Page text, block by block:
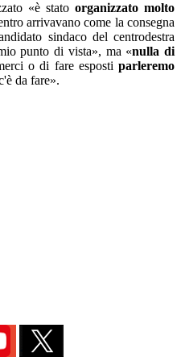
«è stato organizzato molto
arrivavano come la consegna
sindaco del centrodestra
punto di vista», ma «nulla di
o di fare espostiparleremo
da fare».